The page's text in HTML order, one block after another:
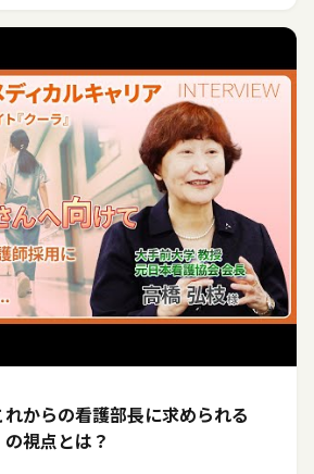
れからの看護部長に求められる
の視点とは？